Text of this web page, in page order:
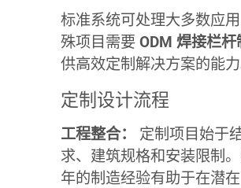
标准系统可处理大多数应
殊项目需要 ODM 焊接栏杆
供高效定制解决方案的能
定制设计流程
工程整合：
定制项目始于
求、建筑规格和安装限制
年的制造经验有助于在潜